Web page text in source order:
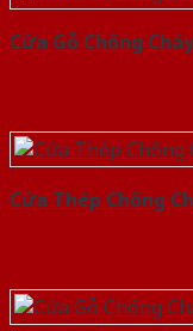
Cửa Gỗ Chống
Cửa Thép Chống